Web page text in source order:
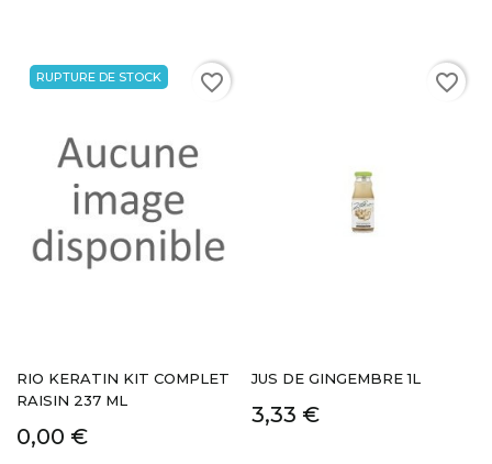
RIO KERATIN KIT COMPLET
RAISIN 237 ML
0,00 €
RUPTURE DE STOCK favorite_border
JUS DE GINGEMBRE 1L
3,33 €
favorite_border